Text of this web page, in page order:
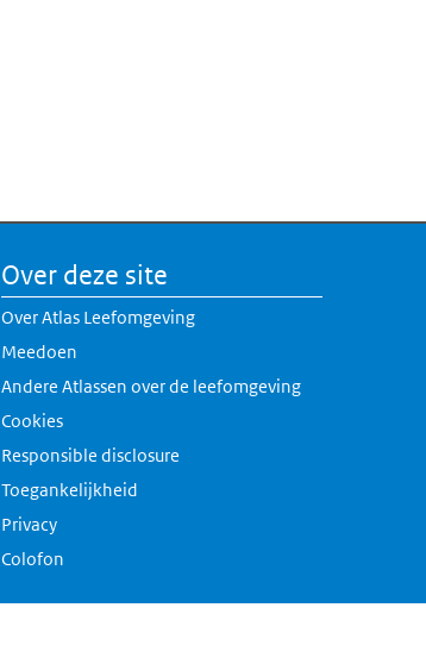
Over deze site
Over Atlas Leefomgeving
Meedoen
Andere Atlassen over de leefomgeving
Cookies
Responsible disclosure
Toegankelijkheid
Privacy
Colofon